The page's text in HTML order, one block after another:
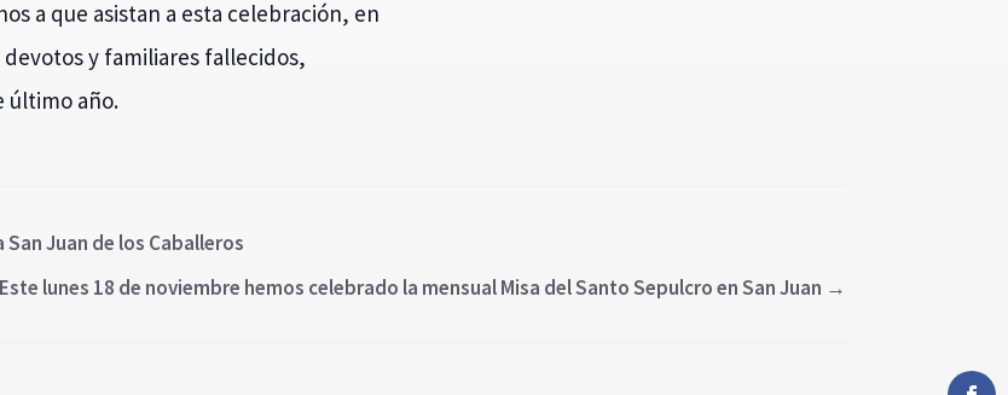
a que asistan a esta celebración, en
y familiares fallecidos,
último año.
Juan de los Caballeros
Este lunes 18 de noviembre hemos celebrado la mensual Misa del Santo Sepulcro en San Juan →